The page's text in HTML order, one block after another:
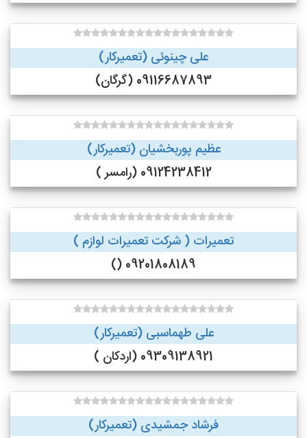
علی چینوئی (تعمیرکار)
09116687893 (گرگان)
عظیم پوربخشیان (تعمیرکار)
09124238412 (رامسر )
تعمیرات ( شرکت تعمیرات لوازم )
09201808189 ()
علی طهماسبی (تعمیرکار)
09309138921 (اردکان )
فرشاد جمشیدی (تعمیرکار)